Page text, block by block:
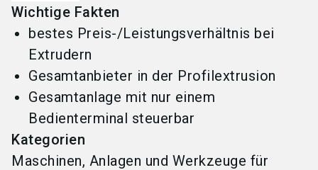
Wichtige Fakten
bestes Preis-/Leistungsverhältnis bei
Extrudern
Gesamtanbieter in der Profilextrusion
Gesamtanlage mit nur einem
Bedienterminal steuerbar
Kategorien
Maschinen, Anlagen und Werkzeuge für